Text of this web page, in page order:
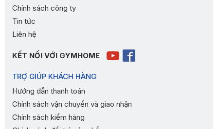
Chính sách công ty
Tin tức
Liên hệ
KẾT NỐI VỚI GYMHOME
TRỢ GIÚP KHÁCH HÀNG
Hướng dẫn thanh toán
Chính sách vận chuyển và giao nhận
Chính sách kiểm hàng